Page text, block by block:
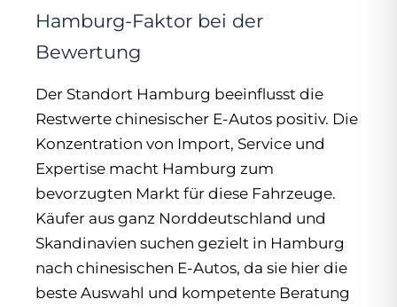
Hamburg-Faktor bei der
Bewertung
Der Standort Hamburg beeinflusst die
Restwerte chinesischer E-Autos positiv. Die
Konzentration von Import, Service und
Expertise macht Hamburg zum
bevorzugten Markt für diese Fahrzeuge.
Käufer aus ganz Norddeutschland und
Skandinavien suchen gezielt in Hamburg
nach chinesischen E-Autos, da sie hier die
beste Auswahl und kompetente Beratung